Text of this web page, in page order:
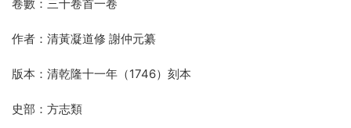
卷數：三十卷首一卷
作者：清黃凝道修 謝仲元纂
版本：清乾隆十一年（1746）刻本
史部：方志類